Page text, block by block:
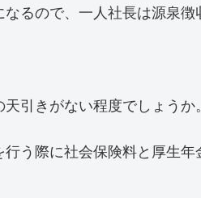
るので、一人社長は源泉徴
引きがない程度でしょうか。
う際に社会保険料と厚生